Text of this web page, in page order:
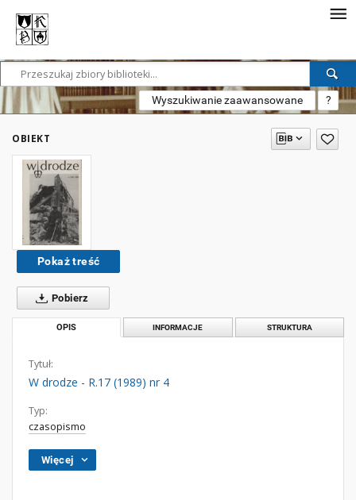
Wyszukiwanie zaawansowane ?
OBIEKT
Pokaż treść
Pobierz
OPIS INFORMACJE STRUKTURA
Tytuł:
W drodze - R.17 (1989) nr 4
Typ:
czasopismo
Więcej